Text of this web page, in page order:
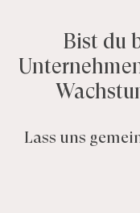
Bist du
Lass uns